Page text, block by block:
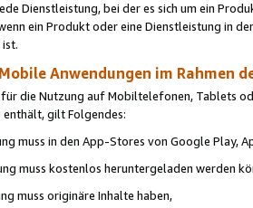
Dienstleistung, bei der es sich um ein
ein Produkt oder eine Dienstleistung in
Anwendungen im Rahmen
für die Nutzung auf Mobiltelefonen, Tablets
enthält, gilt Folgendes:
muss in den App-Stores von Google Play,
muss kostenlos heruntergeladen werden
muss originäre Inhalte haben,